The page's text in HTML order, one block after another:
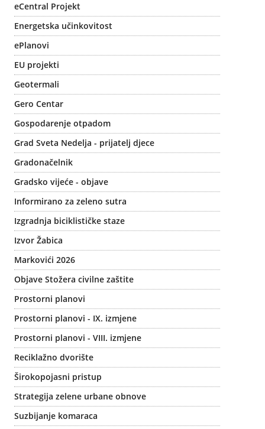
eCentral Projekt
Energetska učinkovitost
ePlanovi
EU projekti
Geotermali
Gero Centar
Gospodarenje otpadom
Grad Sveta Nedelja - prijatelj djece
Gradonačelnik
Gradsko vijeće - objave
Informirano za zeleno sutra
Izgradnja biciklističke staze
Izvor Žabica
Markovići 2026
Objave Stožera civilne zaštite
Prostorni planovi
Prostorni planovi - IX. izmjene
Prostorni planovi - VIII. izmjene
Reciklažno dvorište
Širokopojasni pristup
Strategija zelene urbane obnove
Suzbijanje komaraca